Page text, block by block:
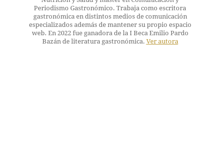
Periodismo Gastronómico. Trabaja como escritora
gastronómica en distintos medios de comunicación
especializados además de mantener su propio espacio
web. En 2022 fue ganadora de la I Beca Emilio Pardo
Bazán de literatura gastronómica. Ver autora